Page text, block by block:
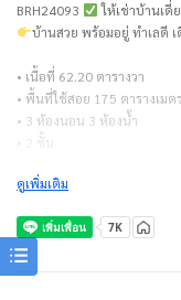
BRH24093
ให้เช่าบ้านเดี่
บ้านสวย พร้อมอยู่ ทำเลดี
• เนื้อที่ 62.20 ตารางวา
• พื้นที่ใช้สอย 175 ตารางเมตร
• 3 ห้องนอน 3 ห้องน้ำ
=====================
สัญญาเช่า 1 ปี = 30,000 บ
ดูเพิ่มเติม